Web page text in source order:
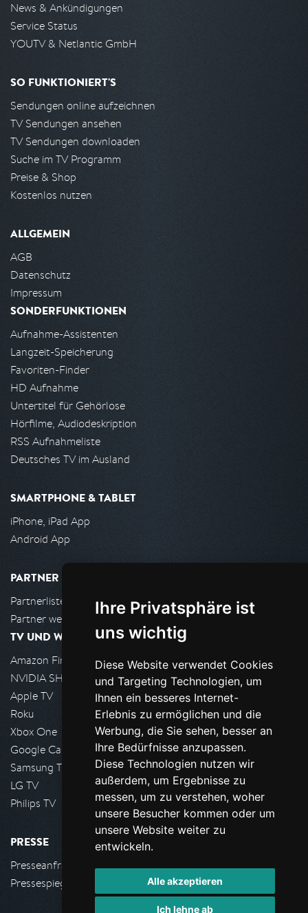
Ihre Privatsphäre ist
uns wichtig
Diese Website verwendet Cookies
und Targeting Technologien, um
Ihnen ein besseres Internet-
Erlebnis zu ermöglichen und die
Werbung, die Sie sehen, besser an
Ihre Bedürfnisse anzupassen.
Diese Technologien nutzen wir
außerdem, um Ergebnisse zu
messen, um zu verstehen, woher
unsere Besucher kommen oder um
unsere Website weiter zu
entwickeln.
Alle akzeptieren
Ich lehne ab
News & Ankündigungen
Service Status
YOUTV & Netlantic GmbH
SO FUNKTIONIERT'S
Sendungen online aufzeichnen
TV Sendungen ansehen
TV Sendungen downloaden
Suche im TV Programm
Preise & Shop
Kostenlos nutzen
ALLGEMEIN
AGB
Datenschutz
Impressum
SONDERFUNKTIONEN
Aufnahme-Assistenten
Langzeit-Speicherung
Favoriten-Finder
HD Aufnahme
Untertitel für Gehörlose
Hörfilme, Audiodeskription
RSS Aufnahmeliste
Deutsches TV im Ausland
SMARTPHONE & TABLET
iPhone, iPad App
Android App
PARTNER
Partnerliste
Partner werden
TV UND WOHNZIMMER
Amazon FireTV
NVIDIA SHIELD, Google TV
Apple TV
Roku
Xbox One
Google Cast
Samsung TV
LG TV
Philips TV
PRESSE
Presseanfrage stellen
Pressespiegel